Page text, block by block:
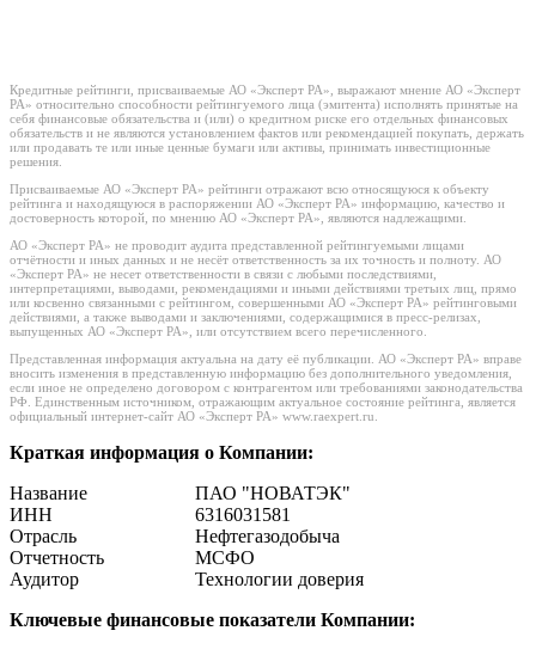
Кредитные рейтинги, присваиваемые АО «Эксперт РА», выражают мнение АО «Эксперт
РА» относительно способности рейтингуемого лица (эмитента) исполнять принятые на
себя финансовые обязательства и (или) о кредитном риске его отдельных финансовых
обязательств и не являются установлением фактов или рекомендацией покупать, держать
или продавать те или иные ценные бумаги или активы, принимать инвестиционные
решения.
Присваиваемые АО «Эксперт РА» рейтинги отражают всю относящуюся к объекту
рейтинга и находящуюся в распоряжении АО «Эксперт РА» информацию, качество и
достоверность которой, по мнению АО «Эксперт РА», являются надлежащими.
АО «Эксперт РА» не проводит аудита представленной рейтингуемыми лицами
отчётности и иных данных и не несёт ответственность за их точность и полноту. АО
«Эксперт РА» не несет ответственности в связи с любыми последствиями,
интерпретациями, выводами, рекомендациями и иными действиями третьих лиц, прямо
или косвенно связанными с рейтингом, совершенными АО «Эксперт РА» рейтинговыми
действиями, а также выводами и заключениями, содержащимися в пресс-релизах,
выпущенных АО «Эксперт РА», или отсутствием всего перечисленного.
Представленная информация актуальна на дату её публикации. АО «Эксперт РА» вправе
вносить изменения в представленную информацию без дополнительного уведомления,
если иное не определено договором с контрагентом или требованиями законодательства
РФ. Единственным источником, отражающим актуальное состояние рейтинга, является
официальный интернет-сайт АО «Эксперт РА» www.raexpert.ru.
Краткая информация о Компании:
Название
ПАО "НОВАТЭК"
ИНН
6316031581
Отрасль
Нефтегазодобыча
Отчетность
МСФО
Аудитор
Технологии доверия
Ключевые финансовые показатели Компании: